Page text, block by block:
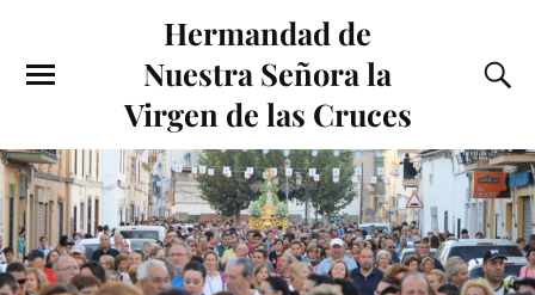
Hermandad de
Nuestra Señora la
Virgen de las Cruces